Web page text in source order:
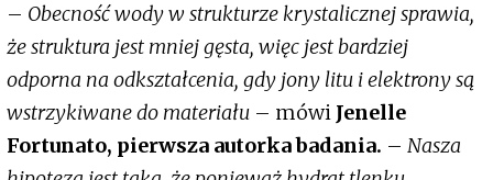
– Obecność wody w strukturze krystalicznej sprawia,
że struktura jest mniej gęsta, więc jest bardziej
odporna na odkształcenia, gdy jony litu i elektrony są
wstrzykiwane do materiału – mówi Jenelle
Fortunato, pierwsza autorka badania. – Nasza